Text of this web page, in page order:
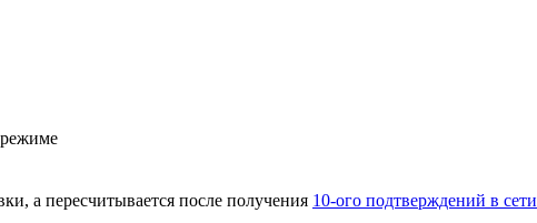
режиме
а пересчитывается после получения 10-ого подтверждений в сети